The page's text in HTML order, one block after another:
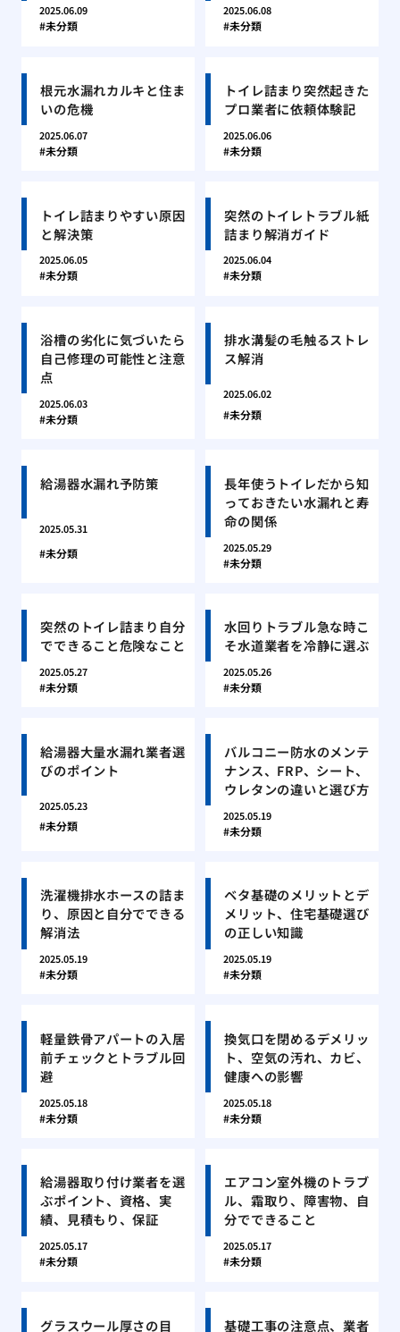
2025.06.09
未分類
2025.06.08
未分類
根元水漏れカルキと住ま
いの危機
2025.06.07
未分類
トイレ詰まり突然起きた
プロ業者に依頼体験記
2025.06.06
未分類
トイレ詰まりやすい原因
と解決策
2025.06.05
未分類
突然のトイレトラブル紙
詰まり解消ガイド
2025.06.04
未分類
浴槽の劣化に気づいたら
自己修理の可能性と注意
点
2025.06.03
未分類
排水溝髪の毛触るストレ
ス解消
2025.06.02
未分類
給湯器水漏れ予防策
2025.05.31
未分類
長年使うトイレだから知
っておきたい水漏れと寿
命の関係
2025.05.29
未分類
突然のトイレ詰まり自分
でできること危険なこと
2025.05.27
未分類
水回りトラブル急な時こ
そ水道業者を冷静に選ぶ
2025.05.26
未分類
給湯器大量水漏れ業者選
びのポイント
2025.05.23
未分類
バルコニー防水のメンテ
ナンス、FRP、シート、
ウレタンの違いと選び方
2025.05.19
未分類
洗濯機排水ホースの詰ま
り、原因と自分でできる
解消法
2025.05.19
未分類
ベタ基礎のメリットとデ
メリット、住宅基礎選び
の正しい知識
2025.05.19
未分類
軽量鉄骨アパートの入居
前チェックとトラブル回
避
2025.05.18
未分類
換気口を閉めるデメリッ
ト、空気の汚れ、カビ、
健康への影響
2025.05.18
未分類
給湯器取り付け業者を選
ぶポイント、資格、実
績、見積もり、保証
2025.05.17
未分類
エアコン室外機のトラブ
ル、霜取り、障害物、自
分でできること
2025.05.17
未分類
グラスウール厚さの目 基礎工事の注意点、業者